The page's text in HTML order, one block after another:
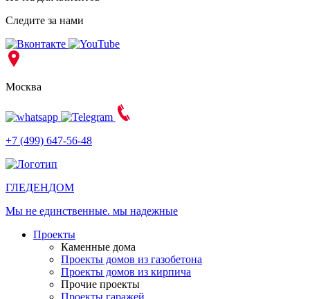
Следите за нами
Москва
+7 (499) 647-56-48
ГЛЕДЕНДОМ
Мы не единственные. мы надежные
Проекты
Каменные дома
Проекты домов из газобетона
Проекты домов из кирпича
Прочие проекты
Проекты гаражей